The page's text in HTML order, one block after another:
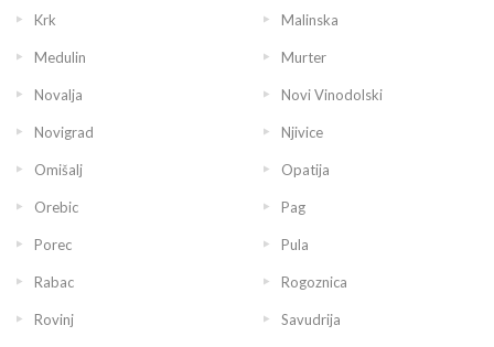
Krk Malinska
Medulin Murter
Novalja Novi Vinodolski
Novigrad Njivice
Omišalj Opatija
Orebic Pag
Porec Pula
Rabac Rogoznica
Rovinj Savudrija